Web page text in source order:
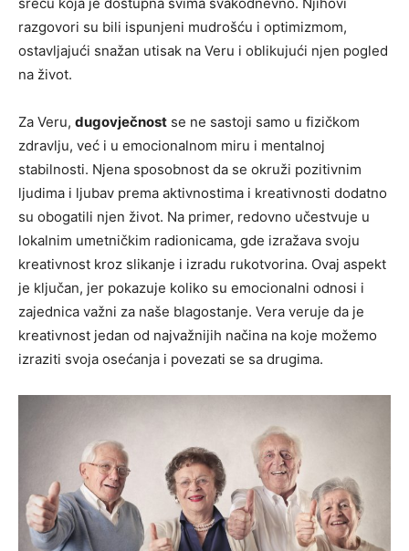
razgovori su bili ispunjeni mudrošću i optimizmom,
ostavljajući snažan utisak na Veru i oblikujući njen pogled
na život.
Za Veru, dugovječnost se ne sastoji samo u fizičkom
zdravlju, već i u emocionalnom miru i mentalnoj
stabilnosti. Njena sposobnost da se okruži pozitivnim
ljudima i ljubav prema aktivnostima i kreativnosti dodatno
su obogatili njen život. Na primer, redovno učestvuje u
lokalnim umetničkim radionicama, gde izražava svoju
kreativnost kroz slikanje i izradu rukotvorina. Ovaj aspekt
je ključan, jer pokazuje koliko su emocionalni odnosi i
zajednica važni za naše blagostanje. Vera veruje da je
kreativnost jedan od najvažnijih načina na koje možemo
izraziti svoja osećanja i povezati se sa drugima.